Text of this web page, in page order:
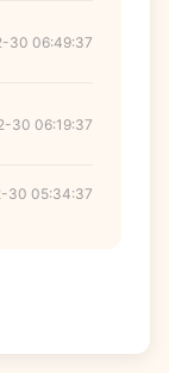
30 06:49:37
30 06:19:37
30 05:34:37